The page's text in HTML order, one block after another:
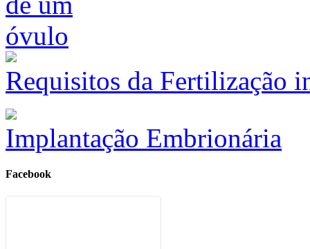
Requisitos da Fertilização
Implantação Embrionária
Facebook